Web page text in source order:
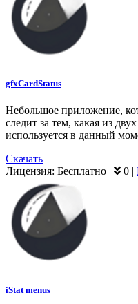
gfxCardStatus
Небольшое приложение,
следит за тем, какая из
используется в данный
Скачать
Лицензия: Бесплатно | 0 |
iStat menus